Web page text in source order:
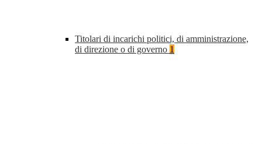
Titolari di incarichi politici, di amministrazione,
di direzione o di governo 1